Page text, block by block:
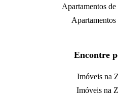
Apartamentos
Encontre
Imóveis na
Imóveis na